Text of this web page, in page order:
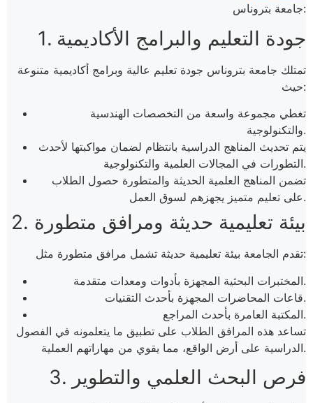
جامعة بتروناس:
1. جودة التعليم والبرامج الأكاديمية
تمتلك جامعة بتروناس جودة تعليم عالية وبرامج أكاديمية متنوعة
حيث:
تغطي مجموعة واسعة من التخصصات الهندسية
والتكنولوجية.
يتم تحديث المناهج الدراسية بانتظام لضمان مواكبتها لأحدث
التطورات في المجالات العلمية والتكنولوجية.
تضمن المناهج العلمية الحديثة والمتطورة حصول الطلاب
على تعليم متميز يجهزهم لسوق العمل.
2. بيئة تعليمية حديثة ومرافق متطورة
تقدم الجامعة بيئة تعليمية حديثة تشمل مرافق متطورة مثل:
المختبرات البحثية المجهزة بأدوات ومعدات متقدمة.
قاعات المحاضرات المجهزة بأحدث التقنيات.
المكتبة العامرة بأحدث المراجع.
تساعد هذه المرافق الطلاب على تطبيق ما يتعلمونه في الفصول
الدراسية على أرض الواقع، مما يقوي من مهاراتهم العملية.
3. فرص البحث العلمي والتطوير